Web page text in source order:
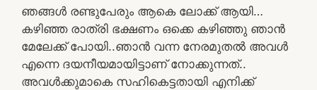
ഞങ്ങൾ രണ്ടുപേരും ആകെ ലോക്ക് ആയി…
കഴിഞ്ഞ രാത്രി ഭക്ഷണം ഒക്കെ കഴിഞ്ഞു ഞാൻ
മേലേക്ക് പോയി..ഞാൻ വന്ന നേരമുതൽ അവൾ
എന്നെ ദയനീയമായിട്ടാണ് നോക്കുന്നത്..
അവൾക്കുമാകെ സഹികെട്ടതായി എനിക്ക്